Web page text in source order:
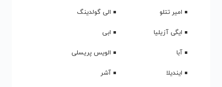
امیر تتلو
الی گولدینگ
ایگی آزیلیا
ابی
آبا
الویس پریسلی
ایندیلا
آشر